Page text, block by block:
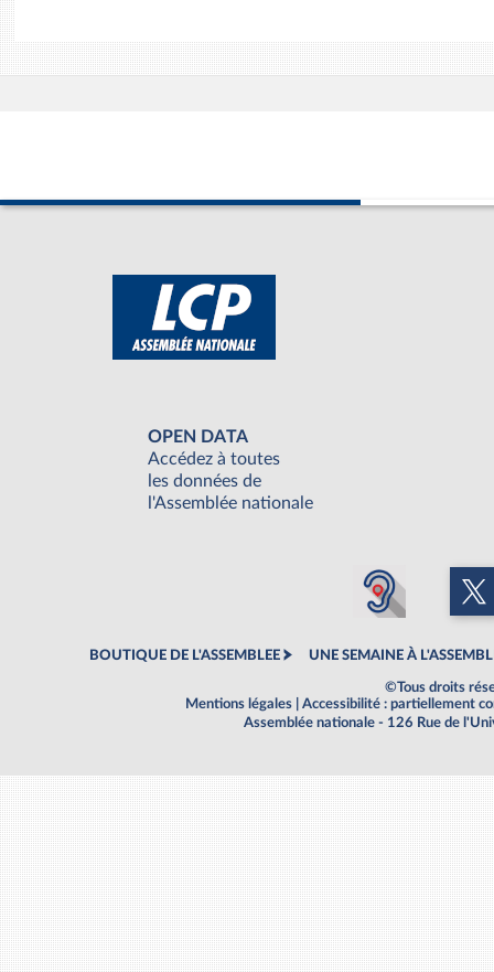
OPEN DATA
Accédez à toutes
les données de
l'Assemblée nationale
BOUTIQUE DE L'ASSEMBLEE UNE SEMAINE À
©Tous droits
Mentions légales
Accessibilité : partiellement
Assemblée nationale - 126 Rue de